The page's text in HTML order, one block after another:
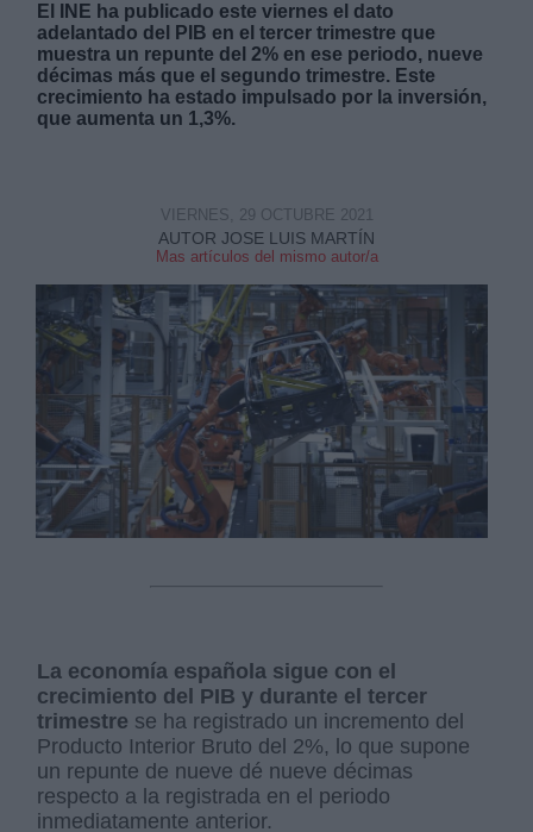
El INE ha publicado este viernes el dato
adelantado del PIB en el tercer trimestre que
muestra un repunte del 2% en ese periodo, nueve
décimas más que el segundo trimestre. Este
crecimiento ha estado impulsado por la inversión,
que aumenta un 1,3%.
AUTOR JOSE LUIS MARTÍN
Mas artículos del mismo autor/a
VIERNES, 29 OCTUBRE 2021
La economía española sigue con el
crecimiento del PIB y durante el tercer
trimestre se ha registrado un incremento del
Producto Interior Bruto del 2%, lo que supone
un repunte de nueve dé nueve décimas
respecto a la registrada en el periodo
inmediatamente anterior.
link
Información adicional
link